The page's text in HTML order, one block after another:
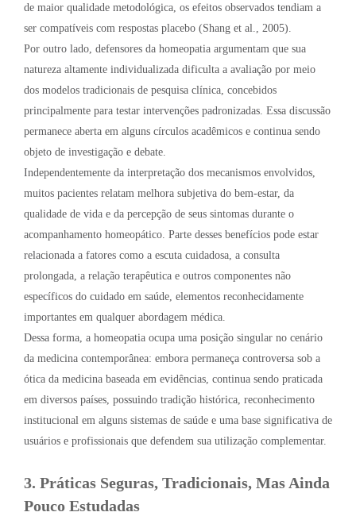
de maior qualidade metodológica, os efeitos observados tendiam a
ser compatíveis com respostas placebo (Shang et al., 2005).
Por outro lado, defensores da homeopatia argumentam que sua
natureza altamente individualizada dificulta a avaliação por meio
dos modelos tradicionais de pesquisa clínica, concebidos
principalmente para testar intervenções padronizadas. Essa discussão
permanece aberta em alguns círculos acadêmicos e continua sendo
objeto de investigação e debate.
Independentemente da interpretação dos mecanismos envolvidos,
muitos pacientes relatam melhora subjetiva do bem-estar, da
qualidade de vida e da percepção de seus sintomas durante o
acompanhamento homeopático. Parte desses benefícios pode estar
relacionada a fatores como a escuta cuidadosa, a consulta
prolongada, a relação terapêutica e outros componentes não
específicos do cuidado em saúde, elementos reconhecidamente
importantes em qualquer abordagem médica.
Dessa forma, a homeopatia ocupa uma posição singular no cenário
da medicina contemporânea: embora permaneça controversa sob a
ótica da medicina baseada em evidências, continua sendo praticada
em diversos países, possuindo tradição histórica, reconhecimento
institucional em alguns sistemas de saúde e uma base significativa de
usuários e profissionais que defendem sua utilização complementar.
3. Práticas Seguras, Tradicionais, Mas Ainda
Pouco Estudadas